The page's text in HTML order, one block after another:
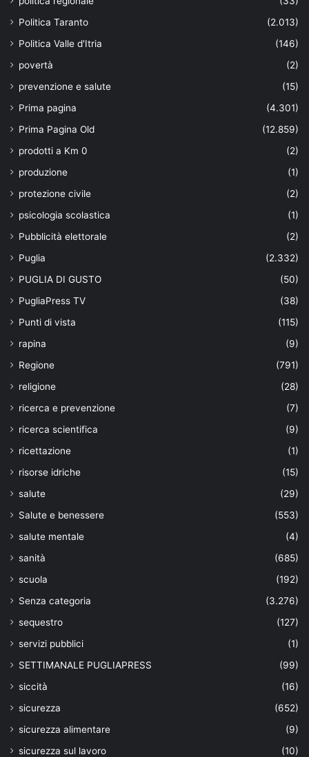
Politica Taranto
(2.013)
Politica Valle d'Itria
(146)
povertà
(2)
prevenzione e salute
(15)
Prima pagina
(4.301)
Prima Pagina Old
(12.859)
prodotti a Km 0
(2)
produzione
(1)
protezione civile
(2)
psicologia scolastica
(1)
Pubblicità elettorale
(2)
Puglia
(2.332)
PUGLIA DI GUSTO
(50)
PugliaPress TV
(38)
Punti di vista
(115)
rapina
(9)
Regione
(791)
religione
(28)
ricerca e prevenzione
(7)
ricerca scientifica
(9)
ricettazione
(1)
risorse idriche
(15)
salute
(29)
Salute e benessere
(553)
salute mentale
(4)
sanità
(685)
scuola
(192)
Senza categoria
(3.276)
sequestro
(127)
servizi pubblici
(1)
SETTIMANALE PUGLIAPRESS
(99)
siccità
(16)
sicurezza
(652)
sicurezza alimentare
(9)
sicurezza sul lavoro
(10)